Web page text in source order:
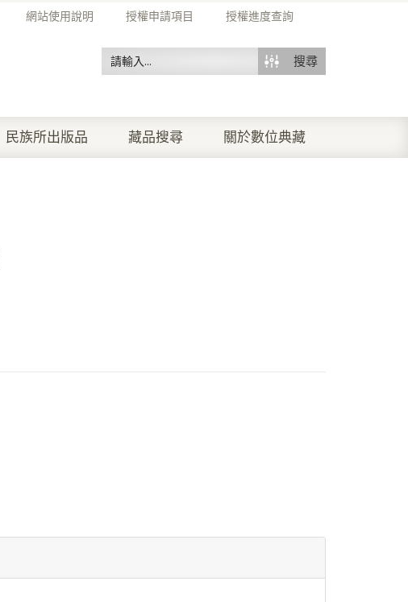
網站使用說明 授權申請項目 授權進度查詢
搜尋
民族所出版品 藏品搜尋 關於數位典藏